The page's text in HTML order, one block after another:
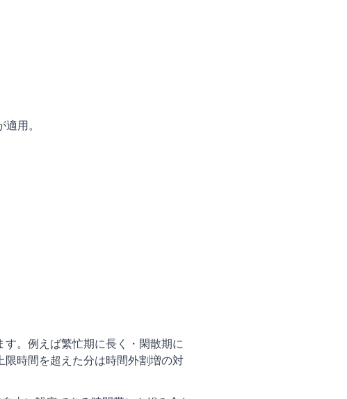
用。
。例えば繁忙期に長く・閑散期に
時間を超えた分は時間外割増の対